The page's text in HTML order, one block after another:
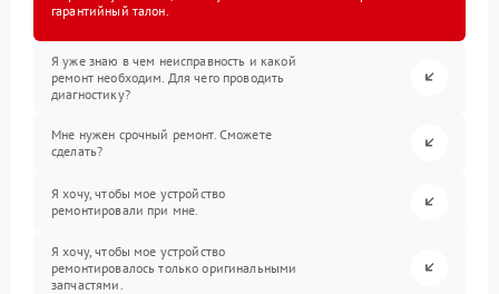
гарантийный талон.
Я уже знаю в чем неисправность и какой
ремонт необходим. Для чего проводить
диагностику?
Мне нужен срочный ремонт. Сможете
сделать?
Я хочу, чтобы мое устройство
ремонтировали при мне.
Я хочу, чтобы мое устройство
ремонтировалось только оригинальными
запчастями.